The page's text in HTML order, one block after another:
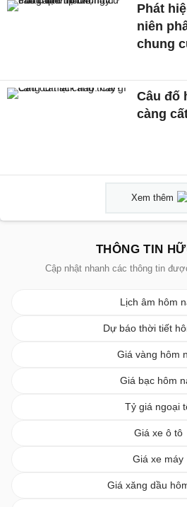
Phát
niên
chung
Câu đố
càng
Xem thêm
THÔNG TIN
Cập nhật nhanh các thông tin
Lịch âm hôm
Dự báo thời tiết
Giá vàng hôm
Giá bạc hôm
Tỷ giá ngoại
Giá xe ô tô
Giá xe máy
Giá xăng dầu